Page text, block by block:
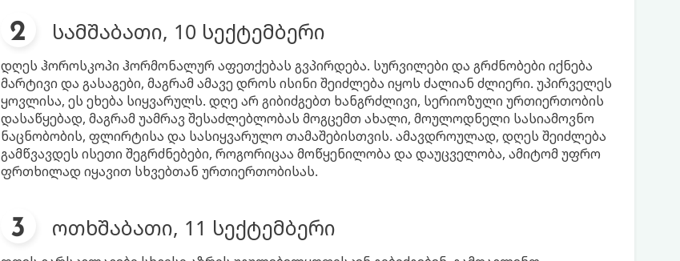
სამშაბათი, 10 სექტემბერი
დღეს ჰოროსკოპი ჰორმონალურ აფეთქებას გვპირდება. სურვილები და გრძნობები იქნება
მარტივი და გასაგები, მაგრამ ამავე დროს ისინი შეიძლება იყოს ძალიან ძლიერი. უპირველეს
ყოვლისა, ეს ეხება სიყვარულს. დღე არ გიბიძგებთ ხანგრძლივი, სერიოზული ურთიერთობის
დასაწყებად, მაგრამ უამრავ შესაძლებლობას მოგცემთ ახალი, მოულოდნელი სასიამოვნო
ნაცნობობის, ფლირტისა და სასიყვარულო თამაშებისთვის. ამავდროულად, დღეს შეიძლება
გამწვავდეს ისეთი შეგრძნებები, როგორიცაა მოწყენილობა და დაუცველობა, ამიტომ უფრო
ფრთხილად იყავით სხვებთან ურთიერთობისას.
ოთხშაბათი, 11 სექტემბერი